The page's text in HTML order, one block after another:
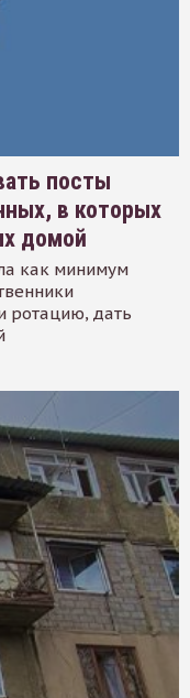
посты
в которых
домой
как минимум
ротацию, дать